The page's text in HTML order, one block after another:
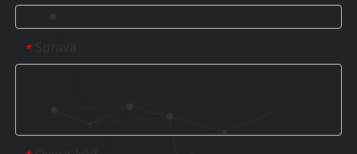
*